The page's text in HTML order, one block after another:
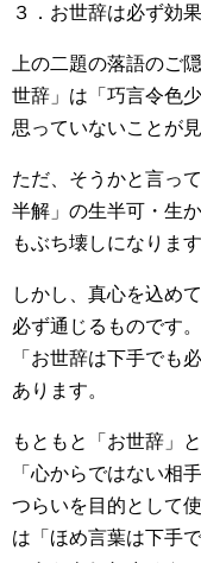
３．お世辞は必ず効
上の二題の落語のご
世辞」は「巧言令色
思っていないことが
ただ、そうかと言っ
半解」の生半可・生
もぶち壊しになります
しかし、真心を込め
必ず通じるものです
「お世辞は下手でも
あります。
もともと「お世辞」
「心からではない相
つらいを目的として
は「ほめ言葉は下手